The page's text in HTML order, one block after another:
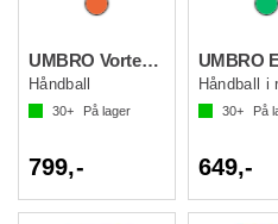
UMBRO Vortex Handball
Håndball
30+ På lager
799,-
30+ På
649,-